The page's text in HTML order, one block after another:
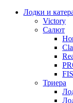
Лодки и
Victory
Салют
Триера